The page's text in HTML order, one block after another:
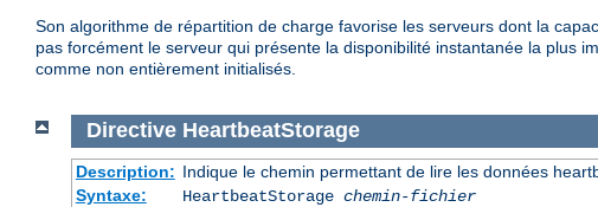
Son algorithme de répartition de charge favorise les serveurs dont la
pas forcément le serveur qui présente la disponibilité instantanée la plus
comme non entièrement initialisés.
Directive HeartbeatStorage
Description: Indique le chemin permettant de lire les données
Syntaxe:
HeartbeatStorage chemin-fichier